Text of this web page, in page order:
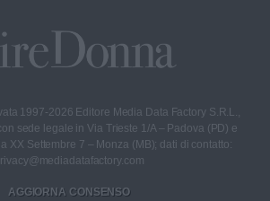
1997-2026 Editore Media Data Factory S.R.L.,
sede legale in Via Trieste 1/A – Padova (PD) e
XX Settembre 7 – Monza (MB); dati di contatto:
AGGIORNA CONSENSO